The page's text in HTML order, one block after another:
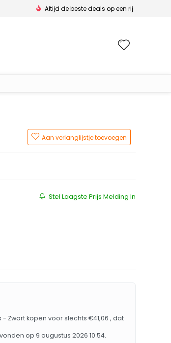
Altijd de beste deals op een rij
Aan verlanglijstje toevoegen
Stel Laagste Prijs Melding In
- Zwart kopen voor slechts €41,06 , dat
op 9 augustus 2026 10:54.